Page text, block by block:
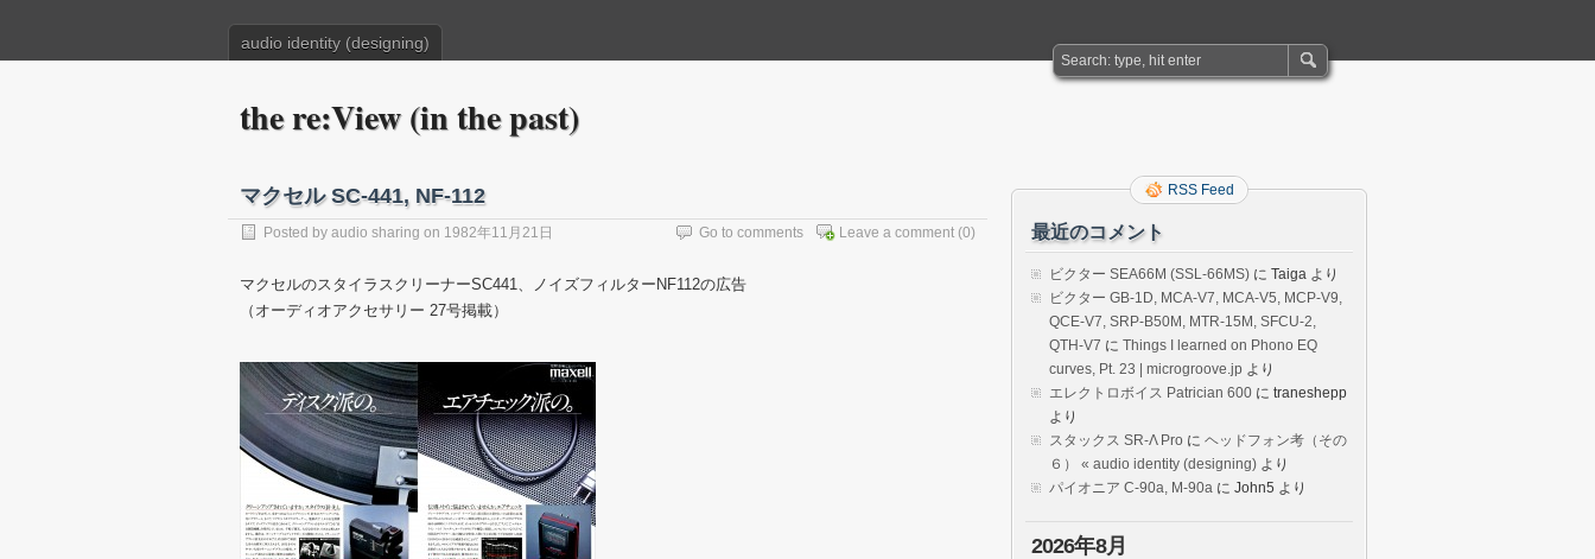
audio identity (designing)
the re:View (in the past)
マクセル SC-441, NF-112
Posted by audio sharing on 1982年11月21日 Leave a comment (0)
Go to comments
マクセルのスタイラスクリーナーSC441、ノイズフィルターNF112の広告
（オーディオアクセサリー 27号掲載）
RSS Feed
最近のコメント
ビクター SEA66M (SSL-66MS) に Taiga より
ビクター GB-1D, MCA-V7, MCA-V5, MCP-V9,
QCE-V7, SRP-B50M, MTR-15M, SFCU-2,
QTH-V7 に Things I learned on Phono EQ
curves, Pt. 23 | microgroove.jp より
エレクトロボイス Patrician 600 に traneshepp
より
スタックス SR-Λ Pro に ヘッドフォン考（その
６） « audio identity (designing) より
パイオニア C-90a, M-90a に John5 より
2026年8月